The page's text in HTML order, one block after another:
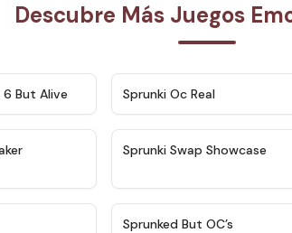
Descubre Más Juegos
★ 4.9
6 But Alive Sprunki Oc Real
★ 4.6
Sprunki Swap Showcase
Sprunked But OC’s